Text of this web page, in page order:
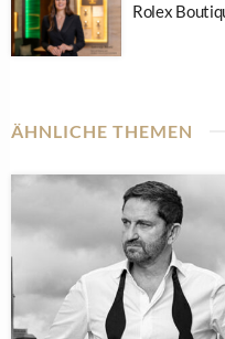
Rolex
ÄHNLICHE THEMEN